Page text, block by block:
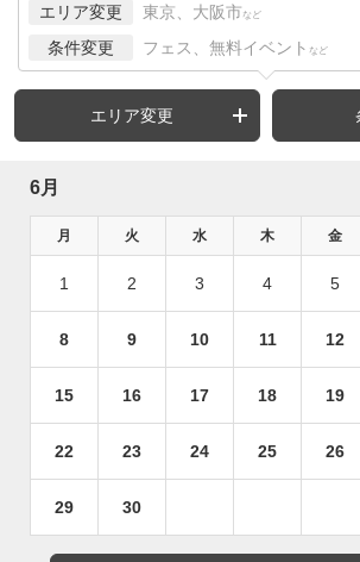
エリア変更 東京、大阪市 など
条件変更 フェス、無料イベント など
エリア変更
6月
月 火 水 木 金
1 2 3 4 5
8 9 10 11 12
15 16 17 18 19
22 23 24 25 26
29 30